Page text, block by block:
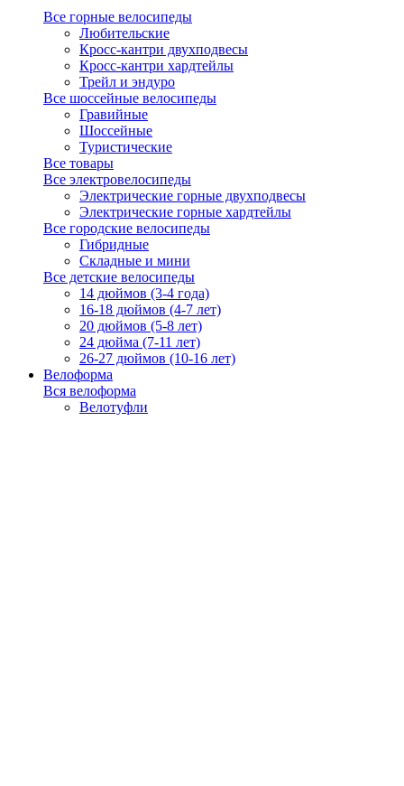
Все горные велосипеды
Любительские
Кросс-кантри двухподвесы
Кросс-кантри хардтейлы
Трейл и эндуро
Все шоссейные велосипеды
Гравийные
Шоссейные
Туристические
Все товары
Все электровелосипеды
Электрические горные двухподвесы
Электрические горные хардтейлы
Все городские велосипеды
Гибридные
Складные и мини
Все детские велосипеды
14 дюймов (3-4 года)
16-18 дюймов (4-7 лет)
20 дюймов (5-8 лет)
24 дюйма (7-11 лет)
26-27 дюймов (10-16 лет)
Велоформа
Вся велоформа
Велотуфли